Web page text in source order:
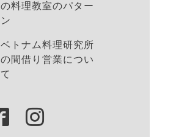
の料理教室のパター
ン
ベトナム料理研究所
の間借り営業につい
て